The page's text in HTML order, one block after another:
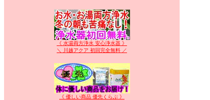
《 水湯両方浄水 安心浄水器 》
＼ 川越アクア 初回完全無料 ／
《 優しい商品 優先くらぶ 》